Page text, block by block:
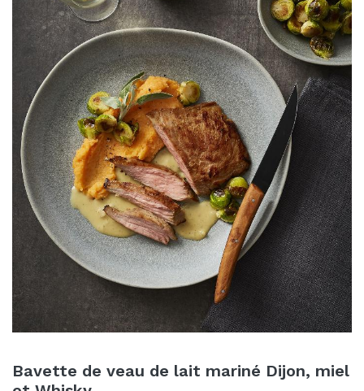
Bavette de veau de lait mariné Dijon, miel